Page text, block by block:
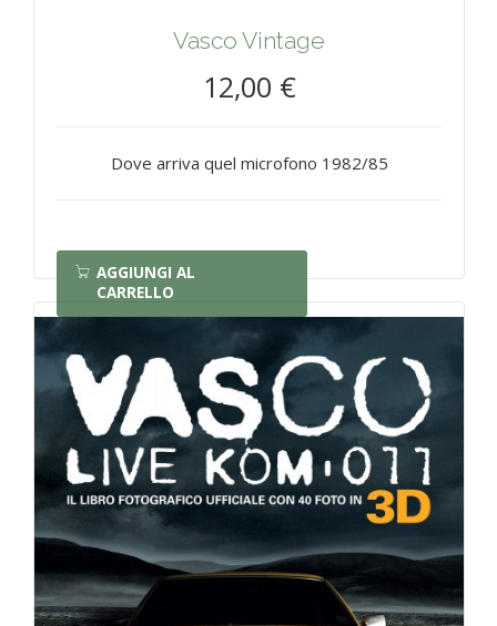
Vasco Vintage
12,00 €
Dove arriva quel microfono 1982/85
AGGIUNGI AL
CARRELLO